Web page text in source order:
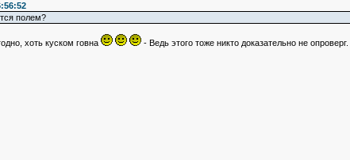
полем?
хоть куском говна - Ведь этого тоже никто доказательно не опроверг.